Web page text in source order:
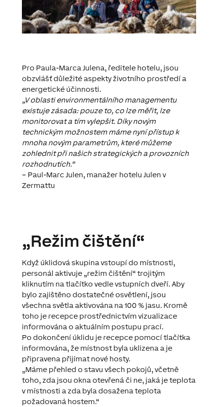
Pro Paula-Marca Julena, ředitele hotelu, jsou
obzvlášť důležité aspekty životního prostředí a
energetické účinnosti.
„V oblasti environmentálního managementu
existuje zásada: pouze to, co lze měřit, lze
monitorovat a tím vylepšit. Díky novým
technickým možnostem máme nyní přístup k
mnoha novým parametrům, které můžeme
zohlednit při našich strategických a provozních
rozhodnutích.”
– Paul-Marc Julen, manažer hotelu Julen v
Zermattu
„Režim čištění“
Když úklidová skupina vstoupí do místnosti,
personál aktivuje „režim čištění“ trojitým
kliknutím na tlačítko vedle vstupních dveří. Aby
bylo zajištěno dostatečné osvětlení, jsou
všechna světla aktivována na 100 % jasu. Kromě
toho je recepce prostřednictvím vizualizace
informována o aktuálním postupu prací.
Po dokončení úklidu je recepce pomocí tlačítka
informována, že místnost byla uklizena a je
připravena přijímat nové hosty.
„Máme přehled o stavu všech pokojů, včetně
toho, zda jsou okna otevřená či ne, jaká je teplota
v místnosti a zda byla dosažena teplota
požadovaná hostem.“